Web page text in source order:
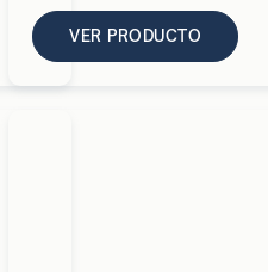
VER PRODUCTO